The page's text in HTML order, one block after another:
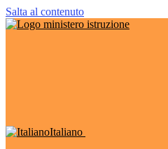
Salta al contenuto
Italiano